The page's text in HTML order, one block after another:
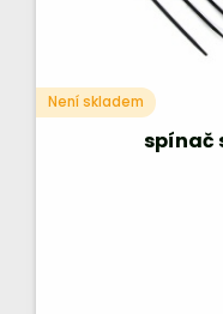
Není skladem
spínač